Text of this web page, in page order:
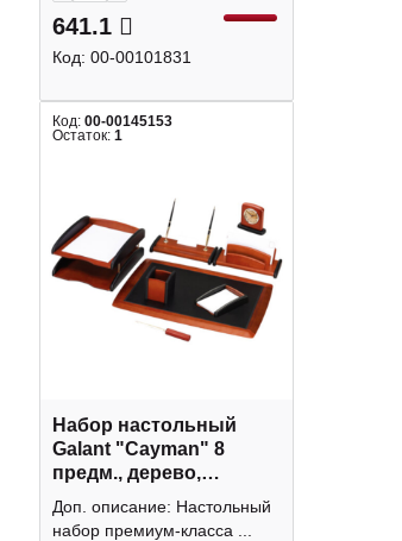
641.1
Код: 00-00101831
Код: 00-00145153
Остаток: 1
Набор настольный
Galant "Cayman" 8
предм., дерево,
палисандр/черный
238160
Доп. описание: Настольный
набор премиум-класса ...